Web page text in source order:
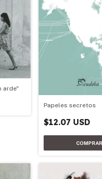
arde"
Papeles secretos
$12.07 USD